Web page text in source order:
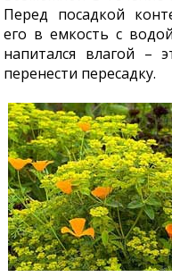
Перед посадкой
его в емкость с
напитался влагой –
перенести пересадку.